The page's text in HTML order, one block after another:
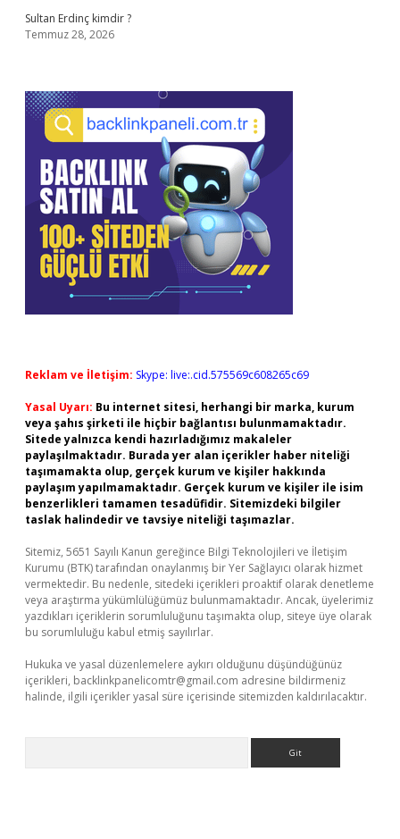
Sultan Erdinç kimdir ?
Temmuz 28, 2026
Reklam ve İletişim: Skype: live:.cid.575569c608265c69
Yasal Uyarı: Bu internet sitesi, herhangi bir marka, kurum
veya şahıs şirketi ile hiçbir bağlantısı bulunmamaktadır.
Sitede yalnızca kendi hazırladığımız makaleler
paylaşılmaktadır. Burada yer alan içerikler haber niteliği
taşımamakta olup, gerçek kurum ve kişiler hakkında
paylaşım yapılmamaktadır. Gerçek kurum ve kişiler ile isim
benzerlikleri tamamen tesadüfidir. Sitemizdeki bilgiler
taslak halindedir ve tavsiye niteliği taşımazlar.
Sitemiz, 5651 Sayılı Kanun gereğince Bilgi Teknolojileri ve İletişim
Kurumu (BTK) tarafından onaylanmış bir Yer Sağlayıcı olarak hizmet
vermektedir. Bu nedenle, sitedeki içerikleri proaktif olarak denetleme
veya araştırma yükümlülüğümüz bulunmamaktadır. Ancak, üyelerimiz
yazdıkları içeriklerin sorumluluğunu taşımakta olup, siteye üye olarak
bu sorumluluğu kabul etmiş sayılırlar.
Hukuka ve yasal düzenlemelere aykırı olduğunu düşündüğünüz
içerikleri, backlinkpanelicomtr@gmail.com adresine bildirmeniz
halinde, ilgili içerikler yasal süre içerisinde sitemizden kaldırılacaktır.